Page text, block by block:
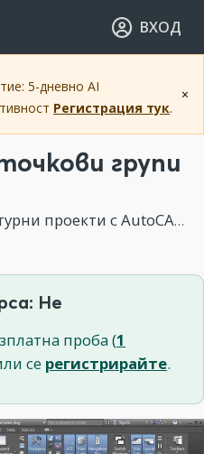
ВХОД
×
5-дневно AI
Регистрация тук.
групи
проекти с AutoCAD Civil 3D
Не
проба (1
се регистрирайте.